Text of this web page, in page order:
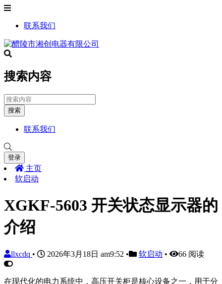
联系我们
搜索内容
搜索
联系我们
登录
主页
软启动
XGKF-5603 开关状态显示器的
介绍
llxcdq • 2026年3月18日 am9:52 • 软启动 • 66 阅读
在现代化的电力系统中，高压开关柜是核心设备之一，用于分